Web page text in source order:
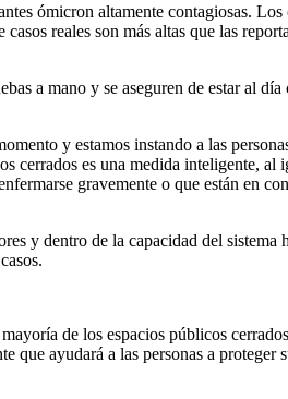
ómicron altamente contagiosas.
reales son más altas que las
a mano y se aseguren de estar al
y estamos instando a las
cerrados es una medida inteligente, al
gravemente o que están en
y dentro de la capacidad del
de los espacios públicos
ayudará a las personas a proteger